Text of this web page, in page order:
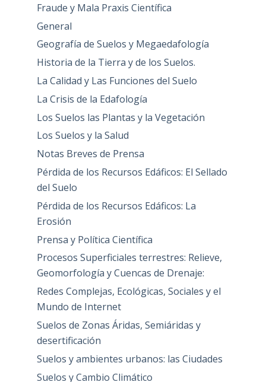
Fraude y Mala Praxis Científica
General
Geografía de Suelos y Megaedafología
Historia de la Tierra y de los Suelos.
La Calidad y Las Funciones del Suelo
La Crisis de la Edafología
Los Suelos las Plantas y la Vegetación
Los Suelos y la Salud
Notas Breves de Prensa
Pérdida de los Recursos Edáficos: El Sellado
del Suelo
Pérdida de los Recursos Edáficos: La
Erosión
Prensa y Política Científica
Procesos Superficiales terrestres: Relieve,
Geomorfología y Cuencas de Drenaje:
Redes Complejas, Ecológicas, Sociales y el
Mundo de Internet
Suelos de Zonas Áridas, Semiáridas y
desertificación
Suelos y ambientes urbanos: las Ciudades
Suelos y Cambio Climático